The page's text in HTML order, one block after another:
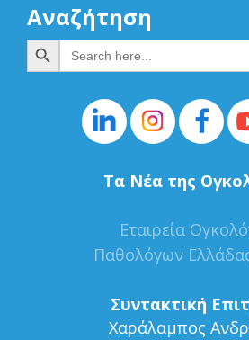
Αναζήτηση
Search
for:
Search Button
Τα Νέα της
Εταιρεία
Παθολόγων
Συντακτική
Xαράλαμπος